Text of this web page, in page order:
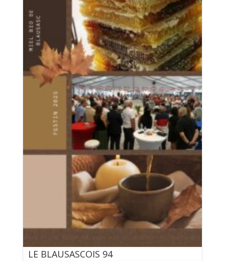
LE BLAUSASCOIS 94